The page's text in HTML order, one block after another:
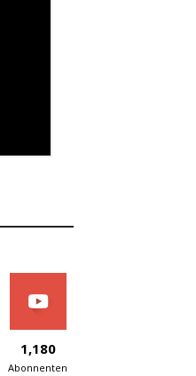
1,180
Abonnenten